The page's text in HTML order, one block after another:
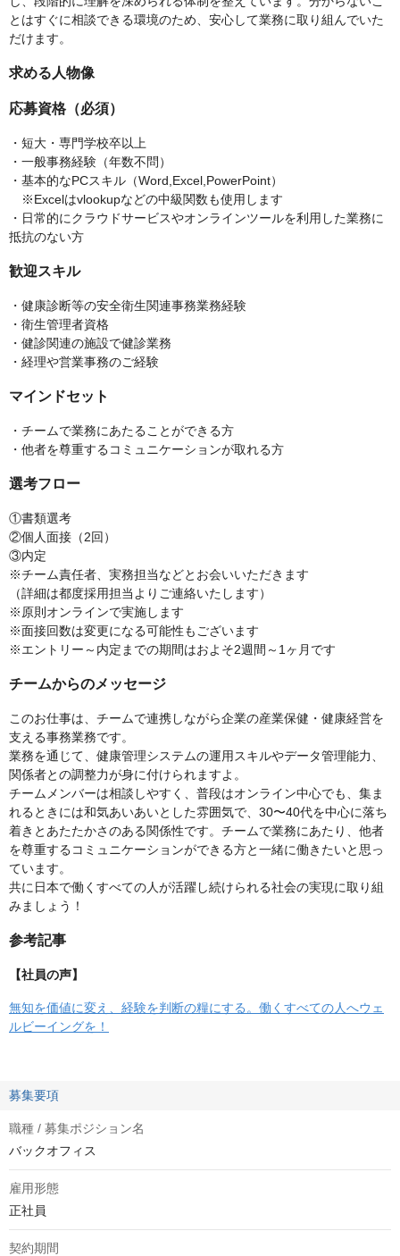
とはすぐに相談できる環境のため、安心して業務に取り組んでいた
だけます。
求める人物像
応募資格（必須）
・短大・専門学校卒以上
・一般事務経験（年数不問）
・基本的なPCスキル（Word,Excel,PowerPoint）
※Excelはvlookupなどの中級関数も使用します
・日常的にクラウドサービスやオンラインツールを利用した業務に
抵抗のない方
歓迎スキル
・健康診断等の安全衛生関連事務業務経験
・衛生管理者資格
・健診関連の施設で健診業務
・経理や営業事務のご経験
マインドセット
・チームで業務にあたることができる方
・他者を尊重するコミュニケーションが取れる方
選考フロー
①書類選考
②個人面接（2回）
③内定
※チーム責任者、実務担当などとお会いいただきます
（詳細は都度採用担当よりご連絡いたします）
※原則オンラインで実施します
※面接回数は変更になる可能性もございます
※エントリー～内定までの期間はおよそ2週間～1ヶ月です
チームからのメッセージ
このお仕事は、チームで連携しながら企業の産業保健・健康経営を
支える事務業務です。
業務を通じて、健康管理システムの運用スキルやデータ管理能力、
関係者との調整力が身に付けられますよ。
チームメンバーは相談しやすく、普段はオンライン中心でも、集ま
れるときには和気あいあいとした雰囲気で、30〜40代を中心に落ち
着きとあたたかさのある関係性です。チームで業務にあたり、他者
を尊重するコミュニケーションができる方と一緒に働きたいと思っ
ています。
共に日本で働くすべての人が活躍し続けられる社会の実現に取り組
みましょう！
参考記事
【社員の声】
無知を価値に変え、経験を判断の糧にする。働くすべての人へウェ
ルビーイングを！
募集要項
職種 / 募集ポジション名
バックオフィス
雇用形態
正社員
契約期間